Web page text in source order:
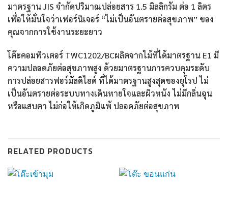
มาตรฐาน JIS จำกัดปริมาณปล่อยสาร 1.5 มิลลิกรัม ต่อ 1 ลิตร
เพื่อให้มั่นใจว่าเฟอร์นิเจอร์ “ไม่เป็นอันตรายต่อสุขภาพ” ของ
คุณจากการใช้งานระยะยาว
โต๊ะคอมพิวเตอร์ TWC1202/BCผลิตจากไม้ที่ได้มาตรฐาน E1 มี
ความปลอดภัยต่อสุขภาพสูง ด้วยมาตรฐานการควบคุมระดับ
การปล่อยสารฟอร์มัลดิไฮด์ ที่ได้มาตรฐานสูงสุดของยุโรป ไม่
เป็นอันตรายต่อระบบทางเดินหายใจและผิวหนัง ไม่มีกลิ่นฉุน
หรือแสบตา ไม่ก่อให้เกิดภูมิแพ้ ปลอดภัยต่อสุขภาพ
RELATED PRODUCTS